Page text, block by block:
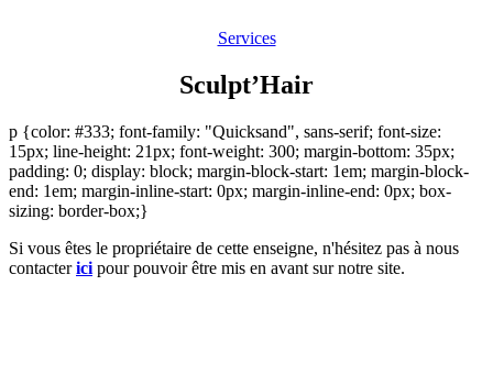
Services
Sculpt’Hair
p {color: #333; font-family: "Quicksand", sans-serif; font-size:
15px; line-height: 21px; font-weight: 300; margin-bottom: 35px;
padding: 0; display: block; margin-block-start: 1em; margin-block-
end: 1em; margin-inline-start: 0px; margin-inline-end: 0px; box-
sizing: border-box;}
Si vous êtes le propriétaire de cette enseigne, n'hésitez pas à nous
contacterici pour pouvoir être mis en avant sur notre site.